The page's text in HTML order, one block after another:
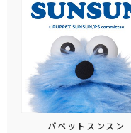
パペットスンスン